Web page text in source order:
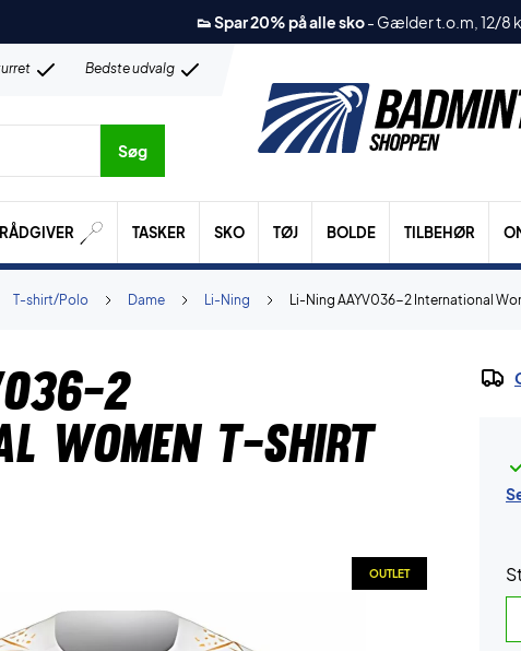
👟 Spar 20% på alle sko- Gælder t.o.m, 12/8
Bedste udvalg
Søg
TASKER SKO TØJ BOLDE TILBEHØR
Li-Ning AAYV036-2 International
Li-Ning
Dame
T-shirt/Polo
2
Women T-shirt
OUTLET